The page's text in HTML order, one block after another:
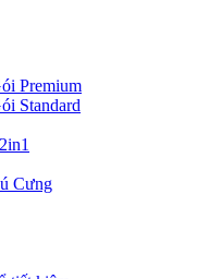
Premium
Standard
Cưng